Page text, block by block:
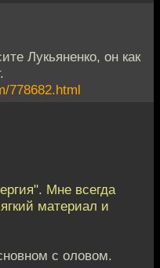
Лукьяненко, он как
778682.html
Мне всегда
материал и
с оловом.